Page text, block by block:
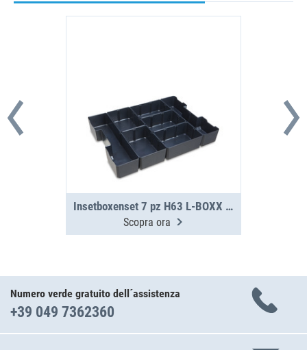
Insetboxenset 7 pz H63 L-BOXX G4
Scopra ora
Numero verde gratuito dell´assistenza
+39 049 7362360